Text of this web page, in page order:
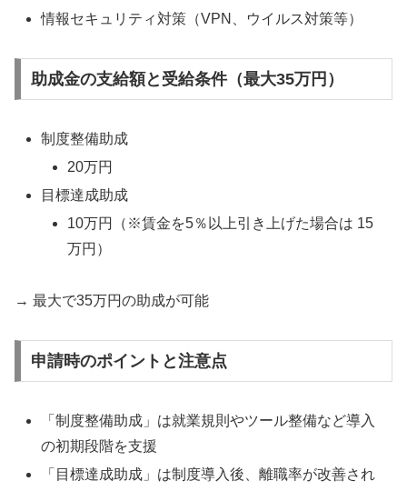
情報セキュリティ対策（VPN、ウイルス対策等）
助成金の支給額と受給条件（最大35万円）
制度整備助成
20万円
目標達成助成
10万円（※賃金を5％以上引き上げた場合は 15
万円）
→ 最大で35万円の助成が可能
申請時のポイントと注意点
「制度整備助成」は就業規則やツール整備など導入
の初期段階を支援
「目標達成助成」は制度導入後、離職率が改善され